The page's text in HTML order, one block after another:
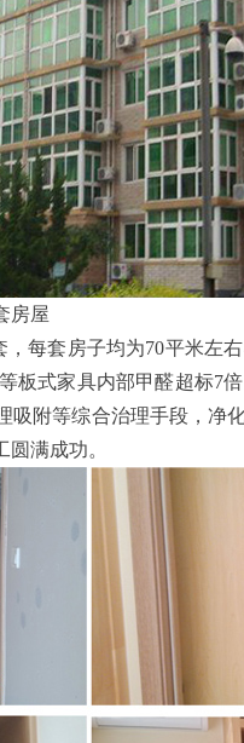
房屋
每套房子均为70平米左
板式家具内部甲醛超标7
附等综合治理手段，净
满成功。